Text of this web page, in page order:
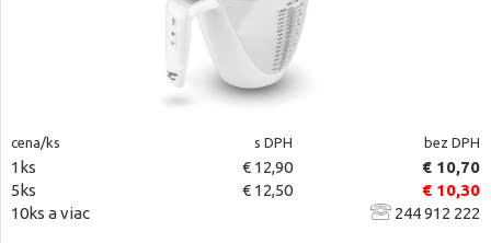
cena/ks s DPH bez DPH
1ks € 12,90
€ 10,70
5ks
€ 12,50
€ 10,30
10ks a viac
244 912 222